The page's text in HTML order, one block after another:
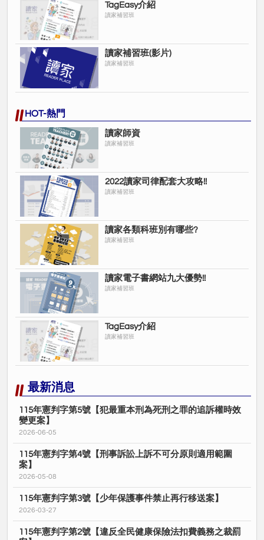
2025地政士全修班｜讀家舊生律師$12900(非讀家舊生律師
14900
2025地政士題點班｜讀家舊生律師
2025地政士全修+題點班｜讀家舊生律師
律師22900)
全修班課程為2023/11-2024/03錄製之版本；
題點班課程為2024/11-2025/03錄製之版本。
▨◍▨◍▨◍▨◍▨◍▨◍▨◍▨◍▨◍▨◍▨◍▨◍▨◍
▨◍▲
#讓讀家成為你上榜的助力!!
#讀家_榜首的家_上榜學員的家
TagEasy介紹
讀家補習班
讀家補習班(影片)
讀家補習班
HOT-熱門
讀家師資
讀家補習班
2022讀家司律配套大攻略!!
讀家補習班
讀家各類科班別有哪些?
讀家補習班
讀家電子書網站九大優勢!!
讀家補習班
TagEasy介紹
讀家補習班
最新消息
115年憲判字第5號【犯最重本刑為死刑之罪的追訴權時效
變更案】
2026-06-05
115年憲判字第4號【刑事訴訟上訴不可分原則適用範圍
案】
2026-05-08
115年憲判字第3號【少年保護事件禁止再行移送案】
2026-03-27
115年憲判字第2號【違反全民健康保險法扣費義務之裁罰